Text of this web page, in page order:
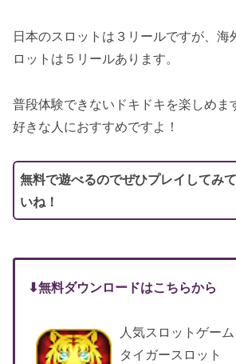
日本のスロットは３リールですが、海
ロットは５リールあります。
普段体験できないドキドキを楽しめま
好きな人におすすめですよ！
無料で遊べるのでぜひプレイしてみ
いね！
⬇︎無料ダウンロードはこちらから
人気スロットゲー
タイガースロット